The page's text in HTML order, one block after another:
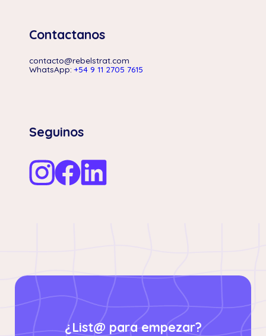
Contactanos
contacto@rebelstrat.com
WhatsApp:+54 9 11 2705 7615
Seguinos
¿List@ para empezar?